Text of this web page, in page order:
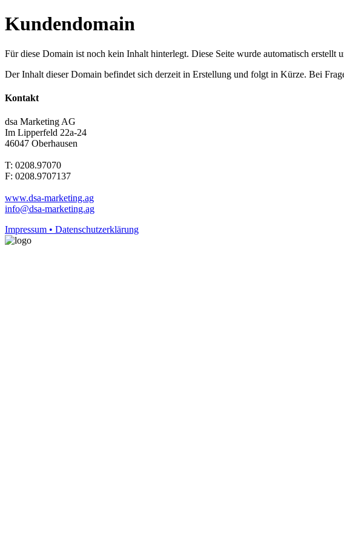
Kundendomain
Für diese Domain ist noch kein Inhalt hinterlegt. Diese Seite wurde automatisch erstellt
Der Inhalt dieser Domain befindet sich derzeit in Erstellung und folgt in Kürze. Bei
Kontakt
dsa Marketing AG
Im Lipperfeld 22a-24
46047 Oberhausen
T: 0208.97070
F: 0208.9707137
www.dsa-marketing.ag
info@dsa-marketing.ag
Impressum • Datenschutzerklärung